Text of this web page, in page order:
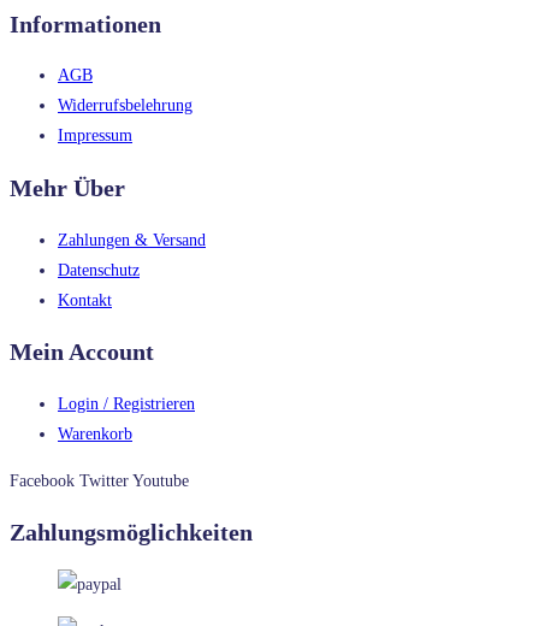
Informationen
AGB
Widerrufsbelehrung
Impressum
Mehr Über
Zahlungen & Versand
Datenschutz
Kontakt
Mein Account
Login / Registrieren
Warenkorb
Facebook Twitter Youtube
Zahlungsmöglichkeiten